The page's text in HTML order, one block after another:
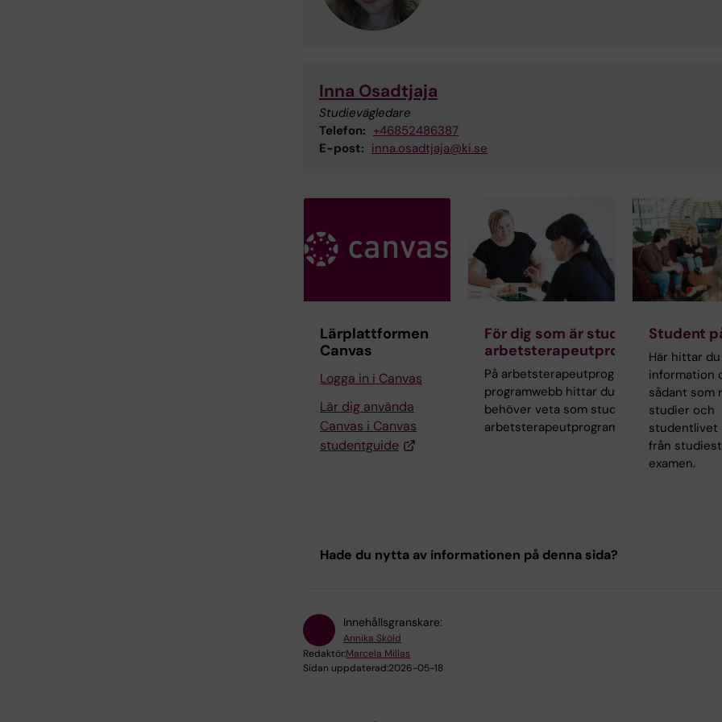
Inna Osadtjaja
Studievägledare
Telefon: +46852486387
E-post: inna.osadtjaja@ki.se
Lärplattformen
Canvas
Logga in i Canvas
Lär dig använda
Canvas i Canvas
studentguide
För dig som är student på
arbetsterapeutprogrammet
På arbetsterapeutprogrammets
programwebb hittar du allt som du
behöver veta som student på
arbetsterapeutprogrammet.
Student
Här hittar du
information
sådant som
studier och
studentlivet
från
examen.
Hade du nytta av informationen på denna sida?
Innehållsgranskare:
Annika Sköld
Redaktör:Marcela Millas
Sidan uppdaterad:2026-05-18